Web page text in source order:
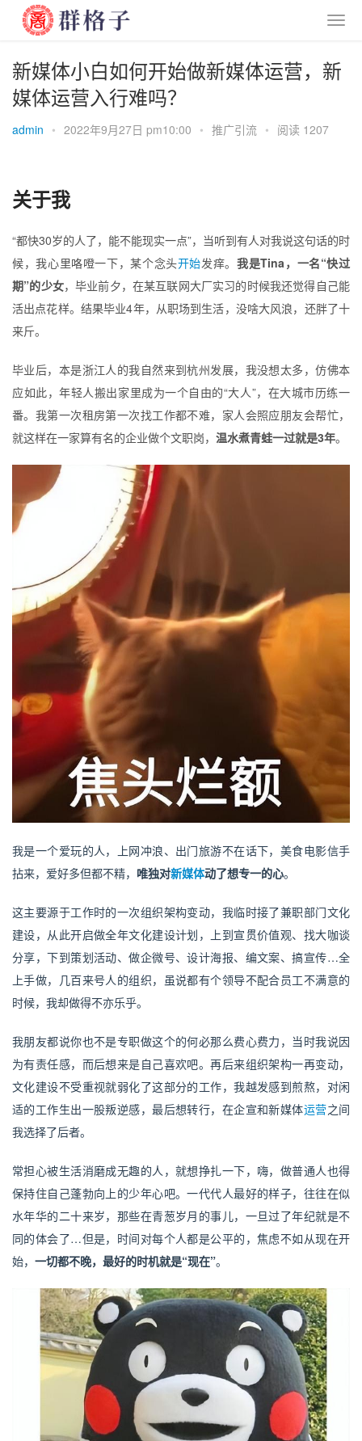
新媒体小白如何开始做新媒体运营，新
媒体运营入行难吗？
admin • 2022年9月27日 pm10:00 • 推广引流 • 阅读 1207
关于我
“都快30岁的人了，能不能现实一点”，当听到有人对我说这句话的时
候，我心里咯噔一下，某个念头开始发痒。 我是Tina，一名“快过
期”的少女，毕业前夕，在某互联网大厂实习的时候我还觉得自己能
活出点花样。结果毕业4年，从职场到生活，没啥大风浪，还胖了十
来斤。
毕业后，本是浙江人的我自然来到杭州发展，我没想太多，仿佛本
应如此，年轻人搬出家里成为一个自由的“大人”，在大城市历练一
番。我第一次租房第一次找工作都不难，家人会照应朋友会帮忙，
就这样在一家算有名的企业做个文职岗， 温水煮青蛙一过就是3年。
我是一个爱玩的人，上网冲浪、出门旅游不在话下，美食电影信手
拈来，爱好多但都不精， 唯独对新媒体动了想专一的心。
这主要源于工作时的一次组织架构变动，我临时接了兼职部门文化
建设，从此开启做全年文化建设计划，上到宣贯价值观、找大咖谈
分享，下到策划活动、做企微号、设计海报、编文案、搞宣传…全
上手做，几百来号人的组织，虽说都有个领导不配合员工不满意的
时候，我却做得不亦乐乎。
我朋友都说你也不是专职做这个的何必那么费心费力，当时我说因
为有责任感，而后想来是自己喜欢吧。再后来组织架构一再变动，
文化建设不受重视就弱化了这部分的工作，我越发感到煎熬，对闲
适的工作生出一股叛逆感，最后想转行，在企宣和新媒体运营之间
我选择了后者。
常担心被生活消磨成无趣的人，就想挣扎一下，嗨，做普通人也得
保持住自己蓬勃向上的少年心吧。一代代人最好的样子，往往在似
水年华的二十来岁，那些在青葱岁月的事儿，一旦过了年纪就是不
同的体会了…但是，时间对每个人都是公平的，焦虑不如从现在开
始， 一切都不晚，最好的时机就是“现在”。